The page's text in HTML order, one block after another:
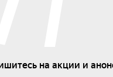
на акции и